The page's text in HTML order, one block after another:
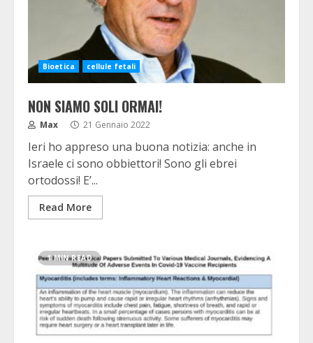
Bioetica cellule fetali
NON SIAMO SOLI ORMAI!
Max 21 Gennaio 2022
Ieri ho appreso una buona notizia: anche in
Israele ci sono obbiettori! Sono gli ebrei
ortodossi! E’...
Read More
1 MIN READ